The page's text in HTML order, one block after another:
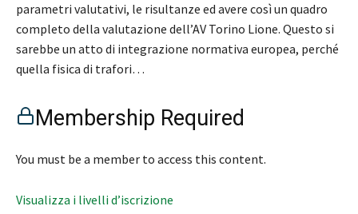
parametri valutativi, le risultanze ed avere così un quadro
completo della valutazione dell’AV Torino Lione. Questo si
sarebbe un atto di integrazione normativa europea, perché
quella fisica di trafori…
Membership Required
You must be a member to access this content.
Visualizza i livelli d’iscrizione